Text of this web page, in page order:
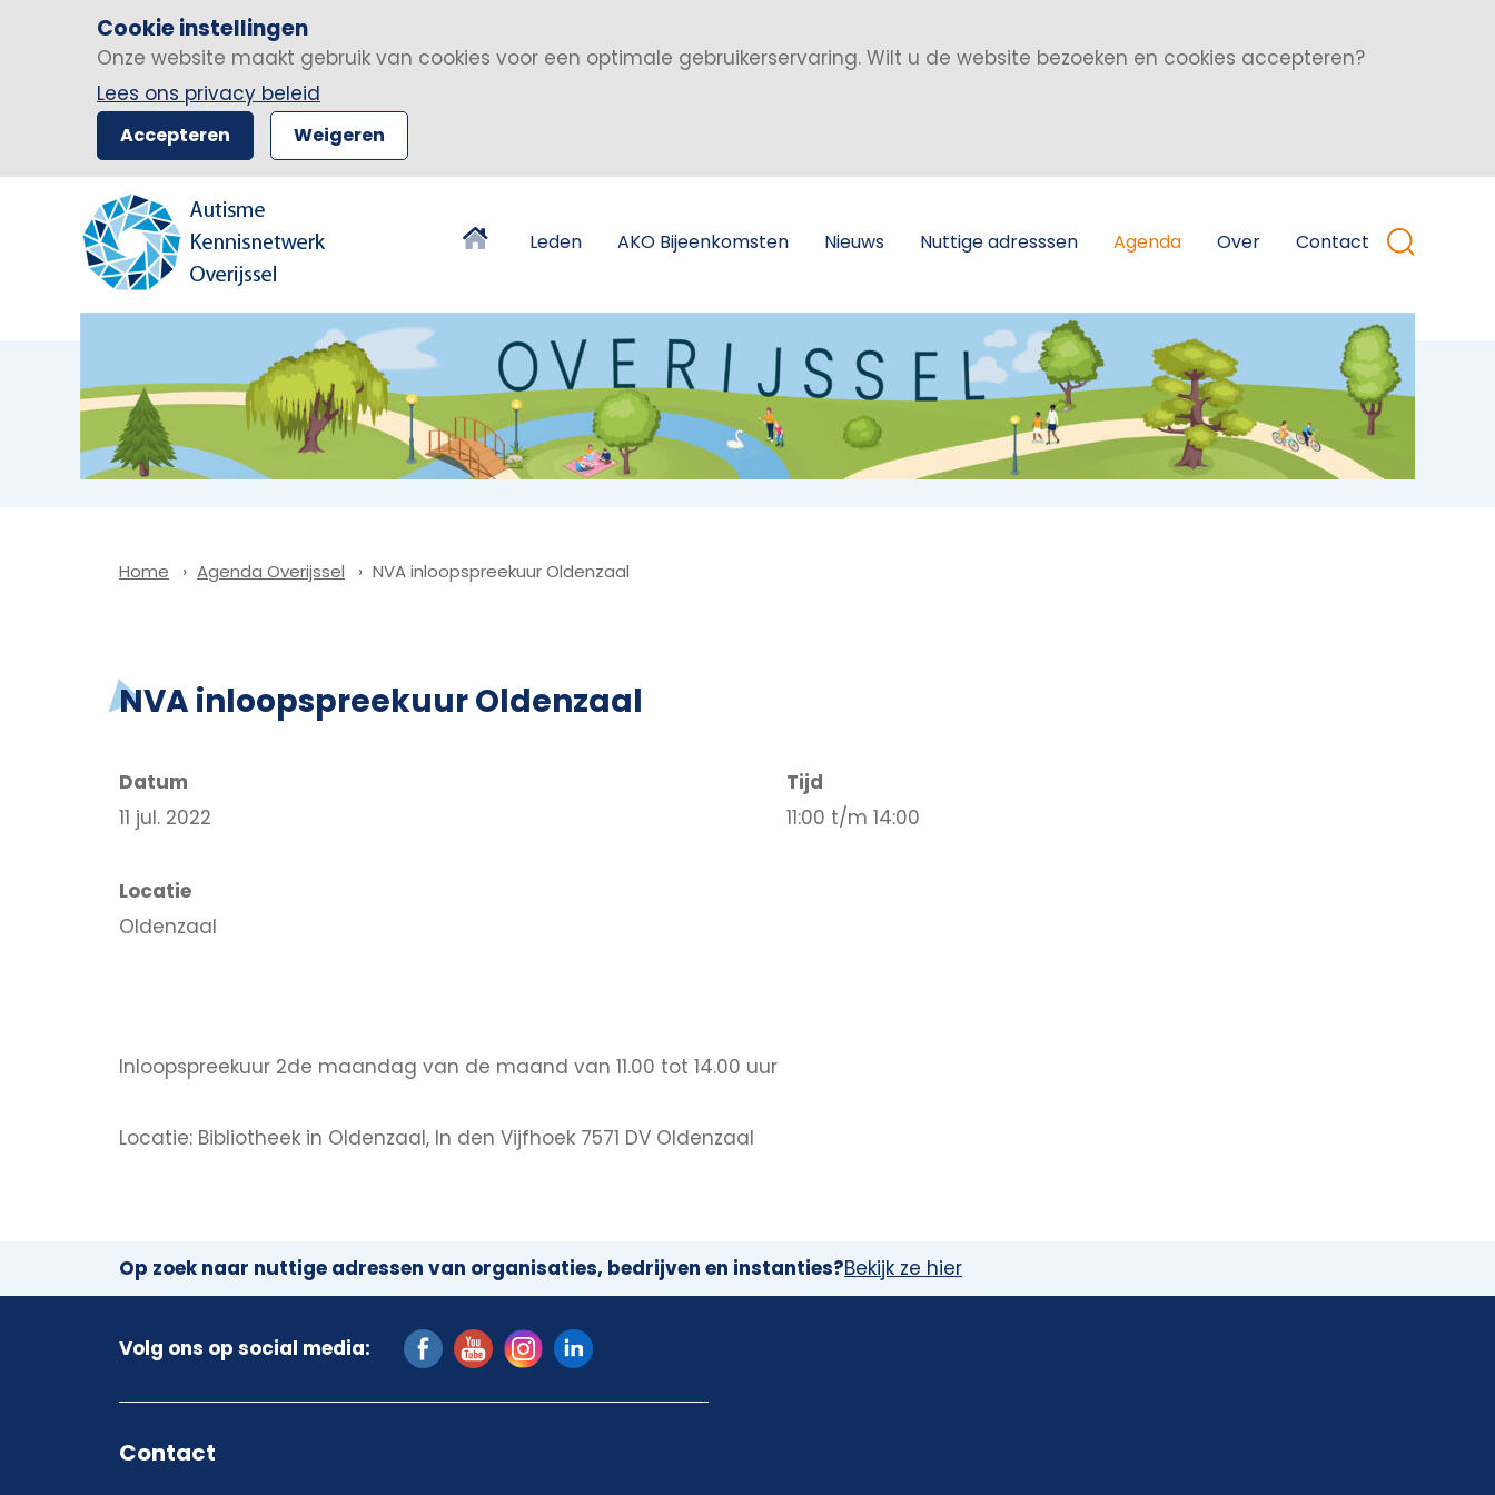
Cookie instellingen
Onze website maakt gebruik van cookies voor een optimale gebruikerservaring. Wilt u de website bezoeken en cookies accepteren?
Lees ons privacy beleid
Accepteren Weigeren
Leden AKO Bijeenkomsten Nieuws Nuttige adresssen Agenda Over Contact
Home Agenda Overijssel NVA inloopspreekuur Oldenzaal
NVA inloopspreekuur Oldenzaal
Datum
11 jul. 2022
Tijd
11:00 t/m 14:00
Locatie
Oldenzaal
Inloopspreekuur 2de maandag van de maand van 11.00 tot 14.00 uur
Locatie: Bibliotheek in Oldenzaal, In den Vijfhoek 7571 DV Oldenzaal
Op zoek naar nuttige adressen van organisaties, bedrijven en instanties?Bekijk ze hier
Volg ons op social media:
Contact